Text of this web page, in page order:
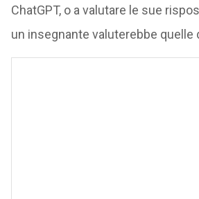
ChatGPT, o a valutare le sue
un insegnante valuterebbe quelle